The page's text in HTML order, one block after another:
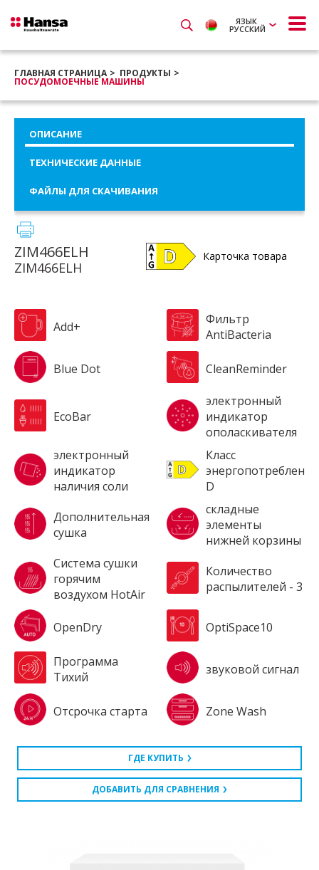
ЯЗЫК
РУССКИЙ
ГЛАВНАЯ СТРАНИЦА ПРОДУКТЫ
ПОСУДОМОЕЧНЫЕ МАШИНЫ
ОПИСАНИЕ
ТЕХНИЧЕСКИЕ ДАННЫЕ
ФАЙЛЫ ДЛЯ СКАЧИВАНИЯ
ZIM466ELH
ZIM466ELH
Карточка товара
Add+
Фильтр
AntiBacteria
Blue Dot CleanReminder
EcoBar
электронный
индикатор
ополаскивателя
электронный
индикатор
наличия соли
Класс
энергопотребления
D
Дополнительная
сушка
складные
элементы
нижней корзины
Система сушки
горячим
воздухом HotAir
Количество
распылителей - 3
OpenDry OptiSpace10
Программа
Тихий
звуковой сигнал
Отсрочка старта Zone Wash
ГДЕ КУПИТЬ
ДОБАВИТЬ ДЛЯ СРАВНЕНИЯ